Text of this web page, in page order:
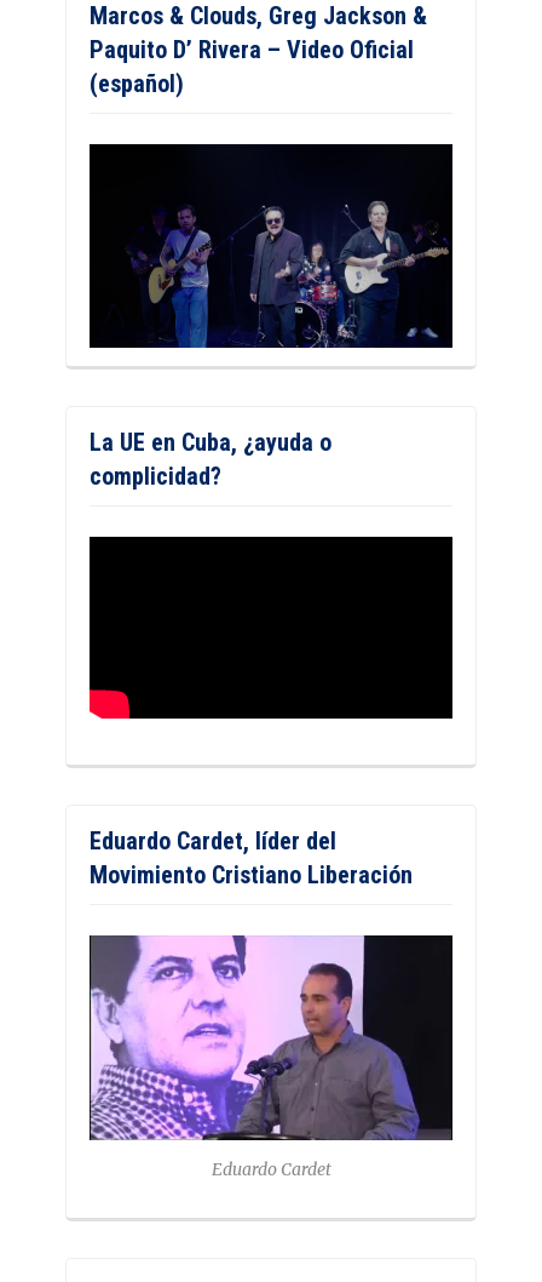
Marcos & Clouds, Greg Jackson &
Paquito D’ Rivera – Video Oficial
(español)
La UE en Cuba, ¿ayuda o
complicidad?
Eduardo Cardet, líder del
Movimiento Cristiano Liberación
Eduardo Cardet